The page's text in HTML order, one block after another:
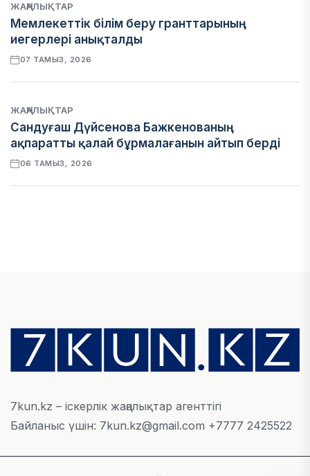
ЖАҢАЛЫҚТАР
Мемлекеттік білім беру гранттарының
иегерлері анықталды
07 ТАМЫЗ, 2026
ЖАҢАЛЫҚТАР
Сандуғаш Дүйсенова Бажкенованың
ақпаратты қалай бұрмалағанын айтып берді
06 ТАМЫЗ, 2026
Алматы қалалық МКД мүлікті сатудан
алынатын салық туралы сұрақтарға жауап
берді
«Бәйтерек» холдингінің инвестициялық және
7kun.kz – іскерлік жаңалықтар агенттігі
Байланыс үшін: 7kun.kz@gmail.com +7777 2425522